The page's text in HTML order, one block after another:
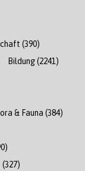
(390)
Bildung(2241)
& Fauna (384)
(327)